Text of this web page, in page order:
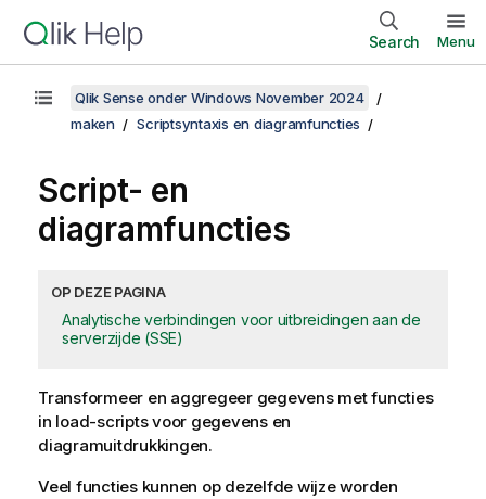
Search Menu
Qlik Sense onder Windows November 2024
maken
Scriptsyntaxis en diagramfuncties
Script- en
diagramfuncties
OP DEZE PAGINA
Analytische verbindingen voor uitbreidingen aan de
serverzijde (SSE)
Transformeer en aggregeer gegevens met functies
in load-scripts voor gegevens en
diagramuitdrukkingen.
Veel functies kunnen op dezelfde wijze worden